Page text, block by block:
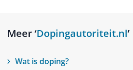
Meer ‘Dopingautoriteit.nl’
Wat is doping?